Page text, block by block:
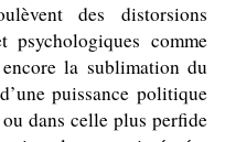
des distorsions
psychologiques comme
la sublimation du
puissance politique
dans celle plus perfide